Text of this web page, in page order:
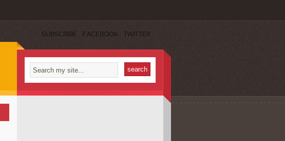
SUBSCRIBE FACEBOOK TWITTER